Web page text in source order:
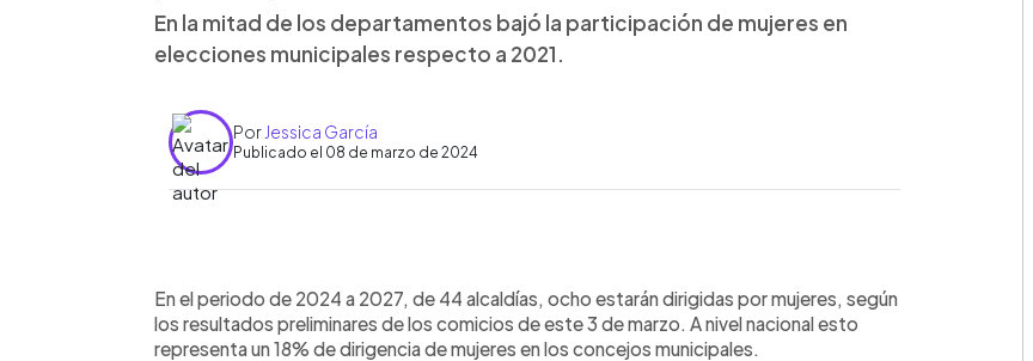
En la mitad de los departamentos bajó la participación de mujeres en
elecciones municipales respecto a 2021.
Por Jessica García
Publicado el 08 de marzo de 2024
► Escuchar artículo
En el periodo de 2024 a 2027, de 44 alcaldías, ocho estarán dirigidas por mujeres, según
los resultados preliminares de los comicios de este 3 de marzo. A nivel nacional esto
representa un 18% de dirigencia de mujeres en los concejos municipales.